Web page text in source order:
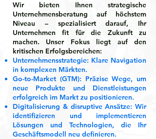
Wir bieten Ihnen strategische
Unternehmensberatung auf höchstem
Niveau – spezialisiert darauf, Ihr
Unternehmen fit für die Zukunft zu
machen. Unser Fokus liegt auf den
kritischen Erfolgsbereichen:
Unternehmensstrategie: Klare Navigation
in komplexen Märkten.
Go-to-Market (GTM): Präzise Wege, um
neue Produkte und Dienstleistungen
erfolgreich im Markt zu positionieren.
Digitalisierung & disruptive Ansätze: Wir
identifizieren und implementieren
Lösungen und Technologien, die Ihr
Geschäftsmodell neu definieren.​